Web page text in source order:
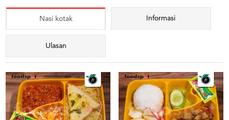
Nasi kotak Informasi
Ulasan